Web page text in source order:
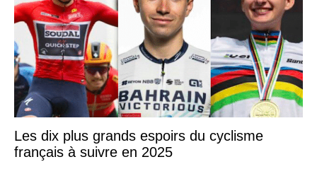
Les dix plus grands espoirs du cyclisme
français à suivre en 2025